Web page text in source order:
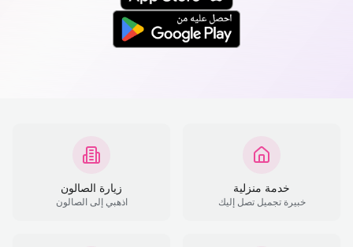
خدمة منزلية
خبيرة تجميل تصل إليك
زيارة الصالون
اذهبي إلى الصالون